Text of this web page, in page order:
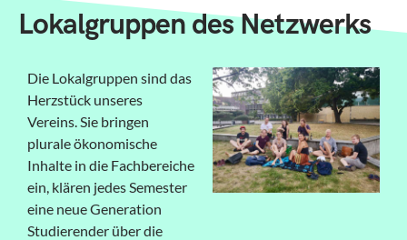
Lokalgruppen des Netzwerks
Die Lokalgruppen sind das
Herzstück unseres
Vereins. Sie bringen
plurale ökonomische
Inhalte in die Fachbereiche
ein, klären jedes Semester
eine neue Generation
Studierender über die